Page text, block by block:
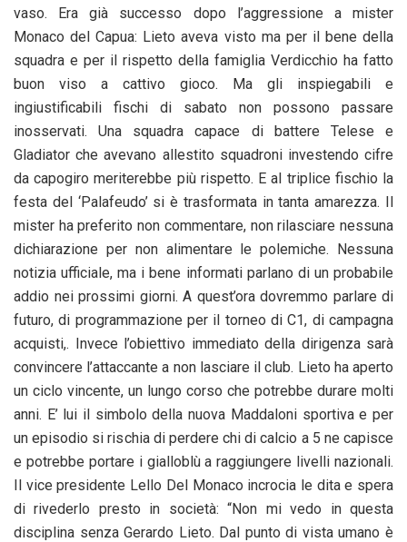
vaso. Era già successo dopo l’aggressione a mister
Monaco del Capua: Lieto aveva visto ma per il bene della
squadra e per il rispetto della famiglia Verdicchio ha fatto
buon viso a cattivo gioco. Ma gli inspiegabili e
ingiustificabili fischi di sabato non possono passare
inosservati. Una squadra capace di battere Telese e
Gladiator che avevano allestito squadroni investendo cifre
da capogiro meriterebbe più rispetto. E al triplice fischio la
festa del ‘Palafeudo’ si è trasformata in tanta amarezza. Il
mister ha preferito non commentare, non rilasciare nessuna
dichiarazione per non alimentare le polemiche. Nessuna
notizia ufficiale, ma i bene informati parlano di un probabile
addio nei prossimi giorni. A quest’ora dovremmo parlare di
futuro, di programmazione per il torneo di C1, di campagna
acquisti,. Invece l’obiettivo immediato della dirigenza sarà
convincere l’attaccante a non lasciare il club. Lieto ha aperto
un ciclo vincente, un lungo corso che potrebbe durare molti
anni. E’ lui il simbolo della nuova Maddaloni sportiva e per
un episodio si rischia di perdere chi di calcio a 5 ne capisce
e potrebbe portare i gialloblù a raggiungere livelli nazionali.
Il vice presidente Lello Del Monaco incrocia le dita e spera
di rivederlo presto in società: “Non mi vedo in questa
disciplina senza Gerardo Lieto. Dal punto di vista umano è